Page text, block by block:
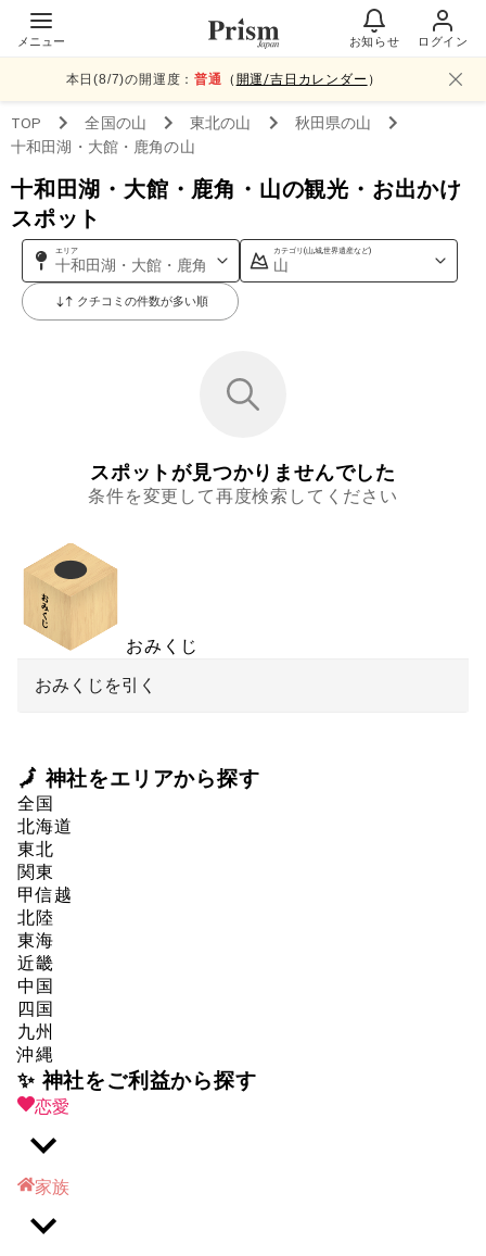
メニュー お知らせ ログイン
本日(8/7)の開運度：普通 （ 開運/吉日カレンダー ）
TOP 全国の山 東北の山 秋田県の山
十和田湖・大館・鹿角の山
十和田湖・大館・鹿角・山の観光・お出かけ
スポット
エリア
十和田湖・大館・鹿角
カテゴリ(山,城,世界遺産など)
山
クチコミの件数が多い順
スポットが見つかりませんでした
条件を変更して再度検索してください
おみくじ
おみくじを引く
🗾 神社をエリアから探す
全国
北海道
東北
関東
甲信越
北陸
東海
近畿
中国
四国
九州
沖縄
✨ 神社をご利益から探す
恋愛
家族